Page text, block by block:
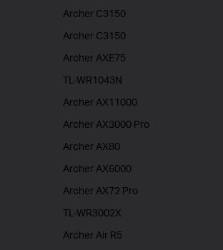
Archer C3150
Archer C3150
Archer AXE75
TL-WR1043N
Archer AX11000
Archer AX3000 Pro
Archer AX80
Archer AX6000
Archer AX72 Pro
TL-WR3002X
Archer Air R5